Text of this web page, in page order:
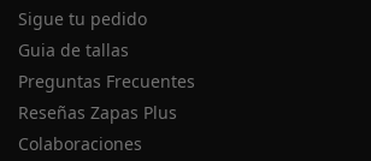
Sigue tu pedido
Guia de tallas
Preguntas Frecuentes
Reseñas Zapas Plus
Colaboraciones